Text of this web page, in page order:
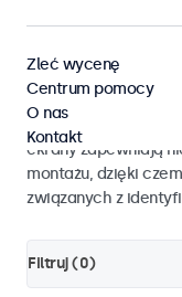
Ekrany do
Monitory i ekrany
pracy i płynnej
ekrany zapewniają
montażu, dzięki
związanych z
Filtruj (0)
Zleć wycenę
Centrum pomocy
O nas
Kontakt